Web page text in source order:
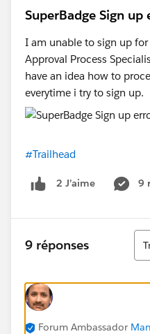
SuperBadge Sign up
I am unable to sign up
Approval Process
have an idea how to
everytime i try to sign up.
#Trailhead
2 J’aime 9
9 réponses
Tri
Forum Ambassador